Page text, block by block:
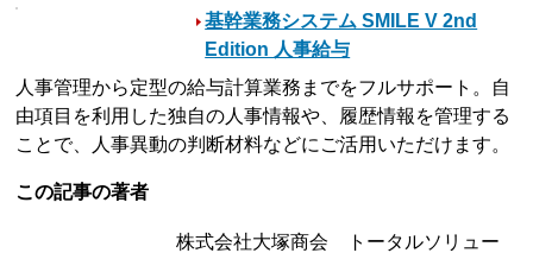
基幹業務システム SMILE V 2nd
Edition 人事給与
人事管理から定型の給与計算業務までをフルサポート。自
由項目を利用した独自の人事情報や、履歴情報を管理する
ことで、人事異動の判断材料などにご活用いただけます。
この記事の著者
株式会社大塚商会 トータルソリュー